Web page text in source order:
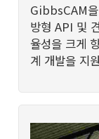
GibbsCAM을
방형 API 및
율성을 크게
계 개발을 지